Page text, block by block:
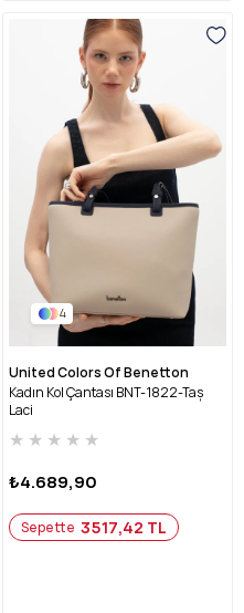
4
United Colors Of Benetton
Kadın Kol Çantası BNT-1822-Taş
Laci
★ ★ ★ ★ ★
₺4.689,90
Sepette 3517,42 TL